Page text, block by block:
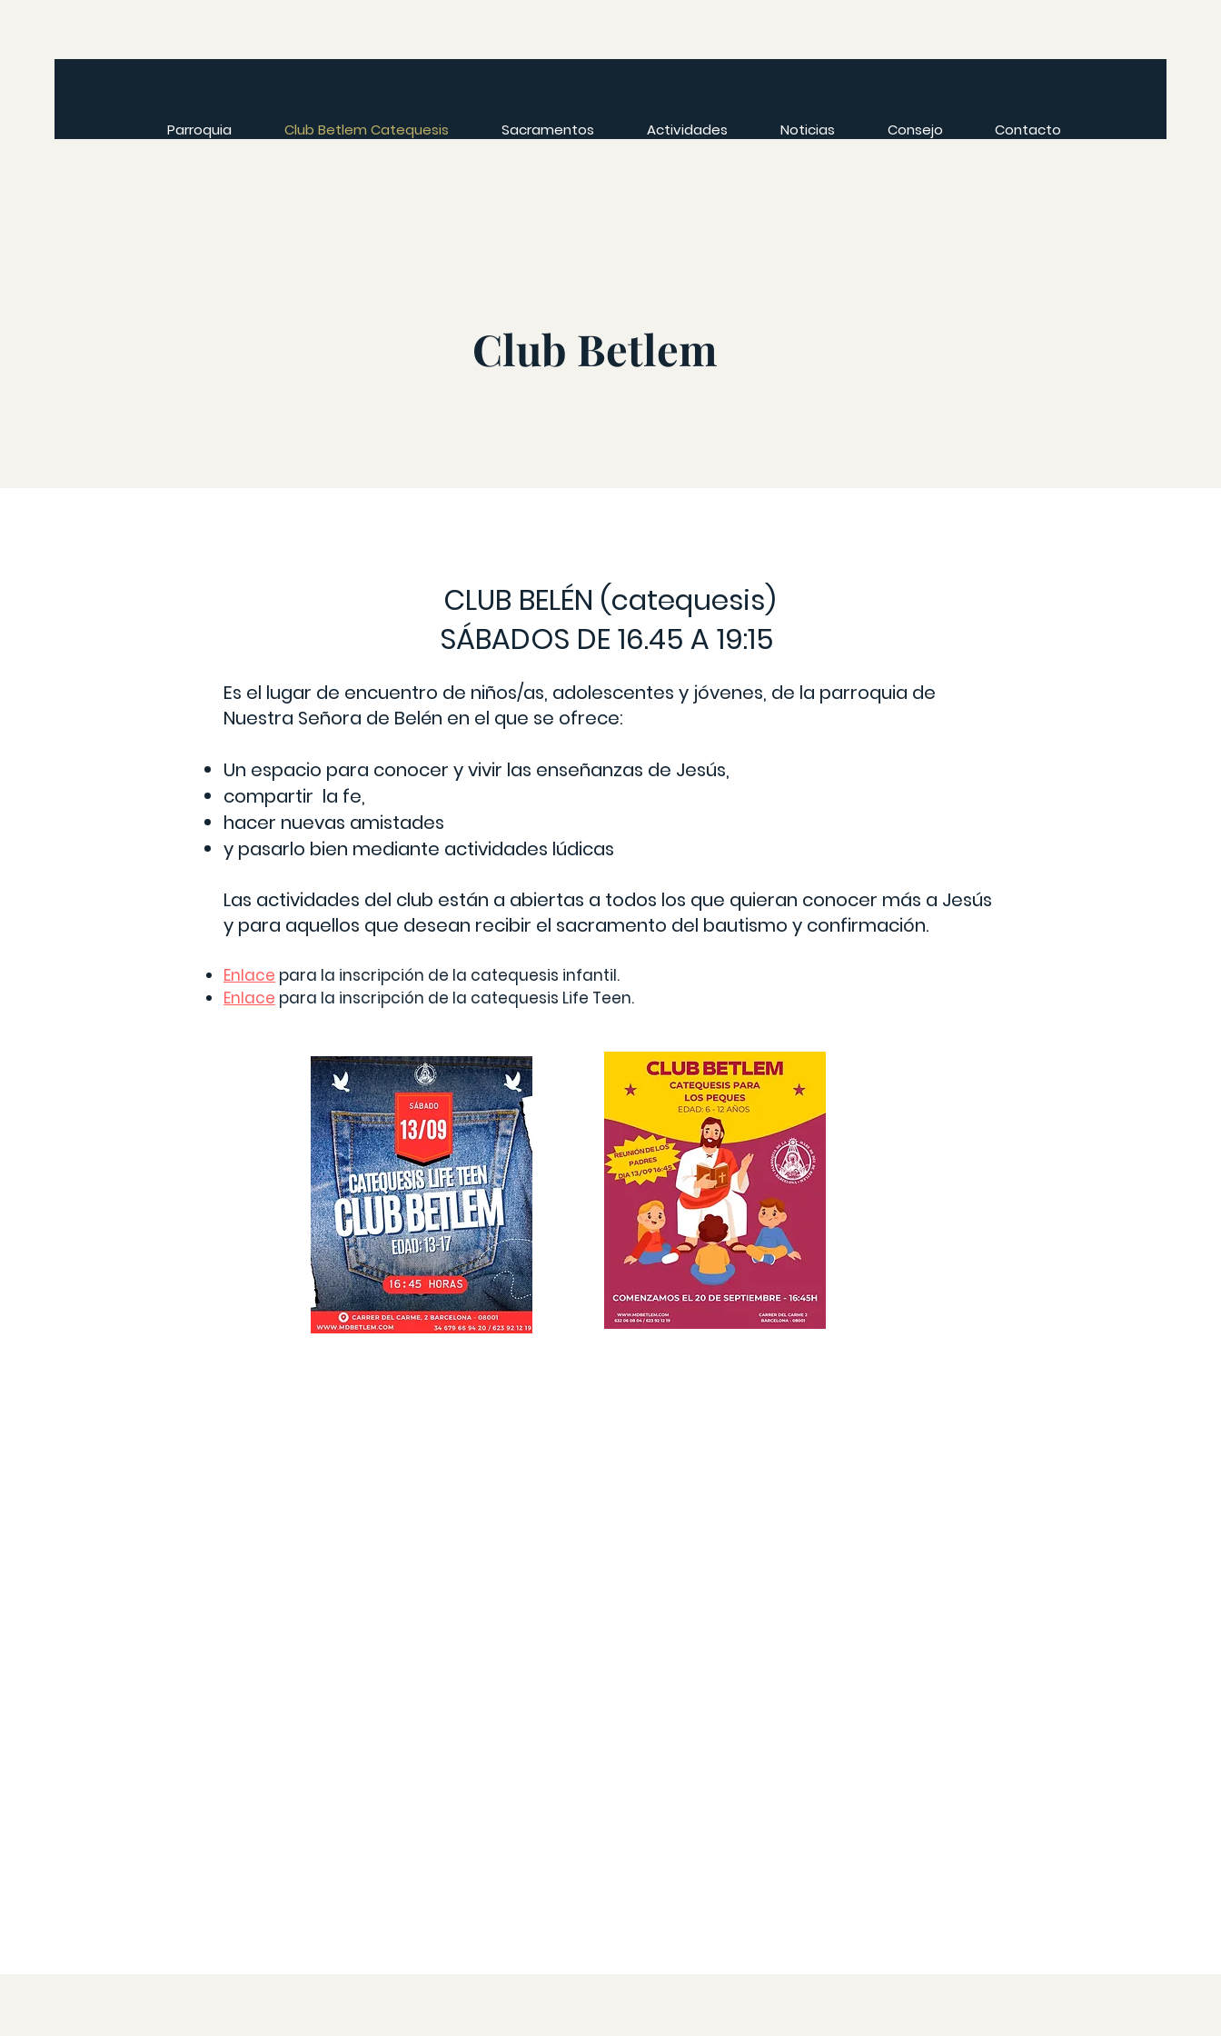
Parroquia Club Betlem Catequesis Sacramentos Actividades Noticias Consejo Contacto
Club Betlem
CLUB BELÉN (catequesis)
SÁBADOS DE 16.45 A 19:15
Es el lugar de encuentro de niños/as, adolescentes y jóvenes, de la parroquia de
Nuestra Señora de Belén en el que se ofrece:
Un espacio para conocer y vivir las enseñanzas de Jesús,
compartir la fe,
hacer nuevas amistades
y pasarlo bien mediante actividades lúdicas
Las actividades del club están a abiertas a todos los que quieran conocer más a Jesús
y para aquellos que desean recibir el sacramento del bautismo y confirmación.
Enlace para la inscripción de la catequesis infantil.
Enlace para la inscripción de la catequesis Life Teen.